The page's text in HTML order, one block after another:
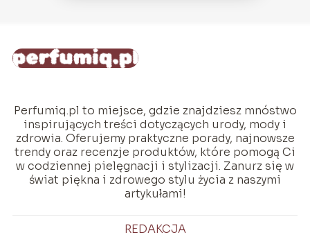
Perfumiq.pl to miejsce, gdzie znajdziesz mnóstwo
inspirujących treści dotyczących urody, mody i
zdrowia. Oferujemy praktyczne porady, najnowsze
trendy oraz recenzje produktów, które pomogą Ci
w codziennej pielęgnacji i stylizacji. Zanurz się w
świat piękna i zdrowego stylu życia z naszymi
artykułami!
REDAKCJA